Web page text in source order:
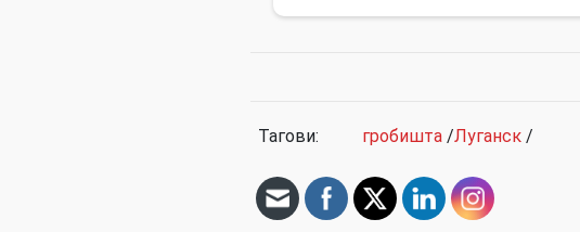
Тагови: гробишта /Луганск /